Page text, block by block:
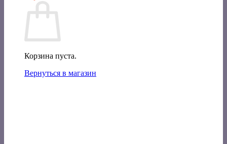
Корзина пуста.
Вернуться в магазин